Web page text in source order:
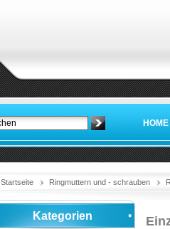
HOME
Startseite Ringmuttern und - schrauben
Kategorien